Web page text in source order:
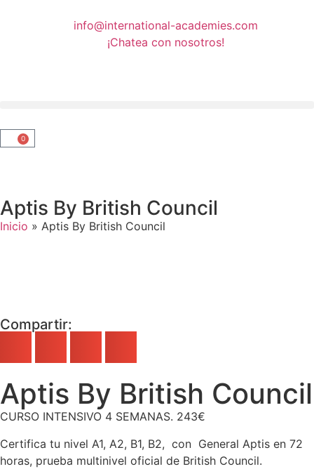
info@international-academies.com
¡Chatea con nosotros!
0
Aptis By British Council
Inicio » Aptis By British Council
Compartir:
Aptis By British Council
CURSO INTENSIVO 4 SEMANAS. 243€
Certifica tu nivel A1, A2, B1, B2, con General Aptis en 72
horas, prueba multinivel oficial de British Council.